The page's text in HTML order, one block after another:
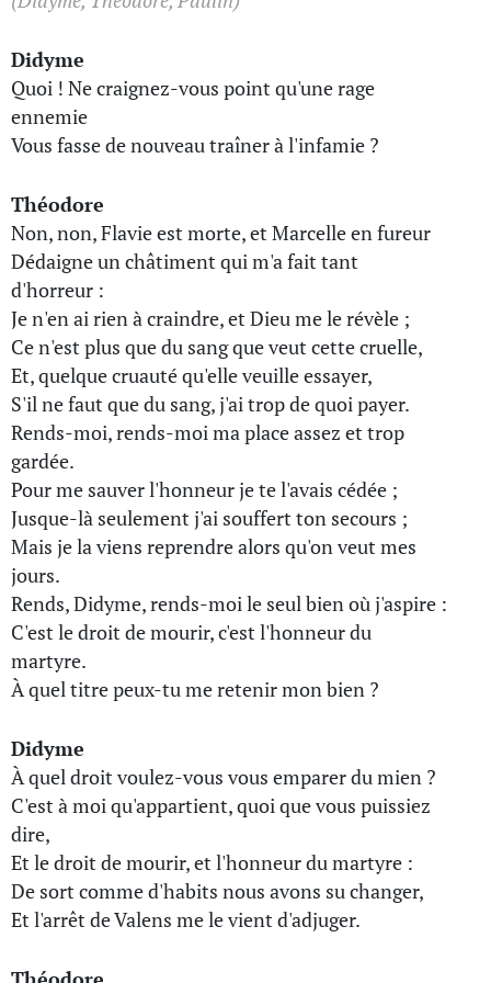
Didyme
Quoi ! Ne craignez-vous point qu'une rage
ennemie
Vous fasse de nouveau traîner à l'infamie ?
Théodore
Non, non, Flavie est morte, et Marcelle en fureur
Dédaigne un châtiment qui m'a fait tant
d'horreur :
Je n'en ai rien à craindre, et Dieu me le révèle ;
Ce n'est plus que du sang que veut cette cruelle,
Et, quelque cruauté qu'elle veuille essayer,
S'il ne faut que du sang, j'ai trop de quoi payer.
Rends-moi, rends-moi ma place assez et trop
gardée.
Pour me sauver l'honneur je te l'avais cédée ;
Jusque-là seulement j'ai souffert ton secours ;
Mais je la viens reprendre alors qu'on veut mes
jours.
Rends, Didyme, rends-moi le seul bien où j'aspire :
C'est le droit de mourir, c'est l'honneur du
martyre.
À quel titre peux-tu me retenir mon bien ?
Didyme
À quel droit voulez-vous vous emparer du mien ?
C'est à moi qu'appartient, quoi que vous puissiez
dire,
Et le droit de mourir, et l'honneur du martyre :
De sort comme d'habits nous avons su changer,
Et l'arrêt de Valens me le vient d'adjuger.